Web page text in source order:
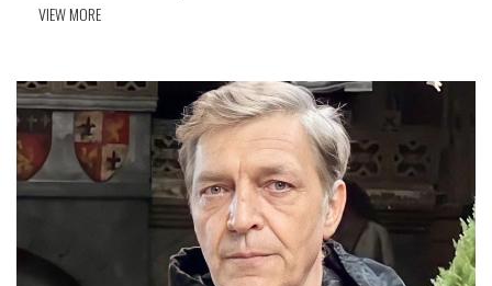
VIEW MORE